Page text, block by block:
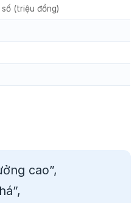
số (triệu đồng)
cao”,